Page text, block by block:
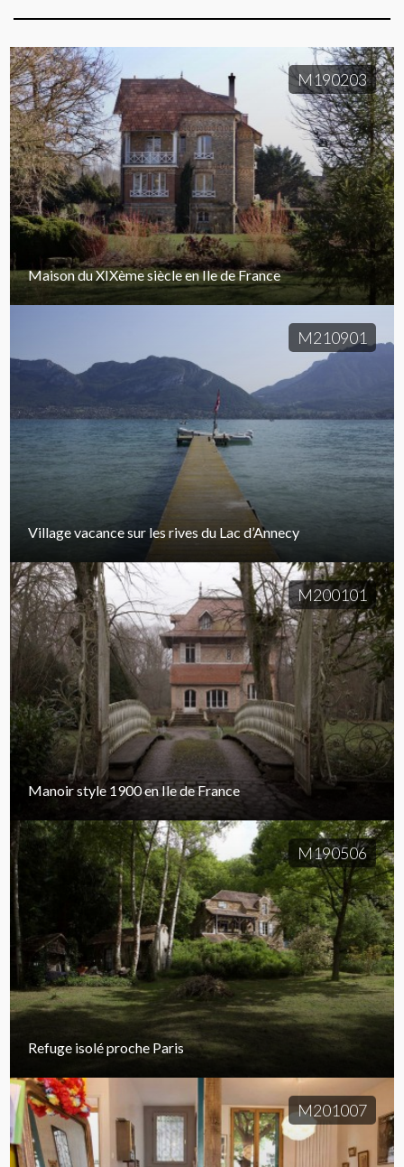
M190203
Maison du XIXème siècle en Ile de France
M210901
Village vacance sur les rives du Lac d’Annecy
M200101
Manoir style 1900 en Ile de France
M190506
Refuge isolé proche Paris
M201007